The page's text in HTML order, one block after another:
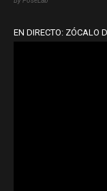
EN DIRECTO: ZÓCALO